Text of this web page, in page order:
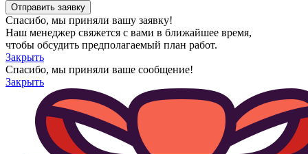
Спасибо, мы приняли вашу заявку!
Наш менеджер свяжется с вами в ближайшее время,
чтобы обсудить предполагаемый план работ.
Закрыть
Спасибо, мы приняли ваше сообщение!
Закрыть